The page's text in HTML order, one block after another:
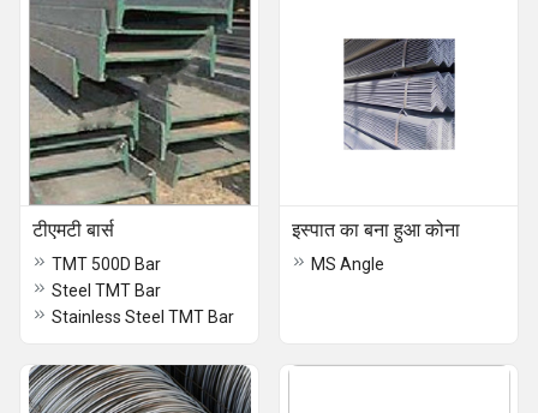
टीएमटी बार्स
TMT 500D Bar
Steel TMT Bar
Stainless Steel TMT Bar
इस्पात का बना हुआ कोना
MS Angle